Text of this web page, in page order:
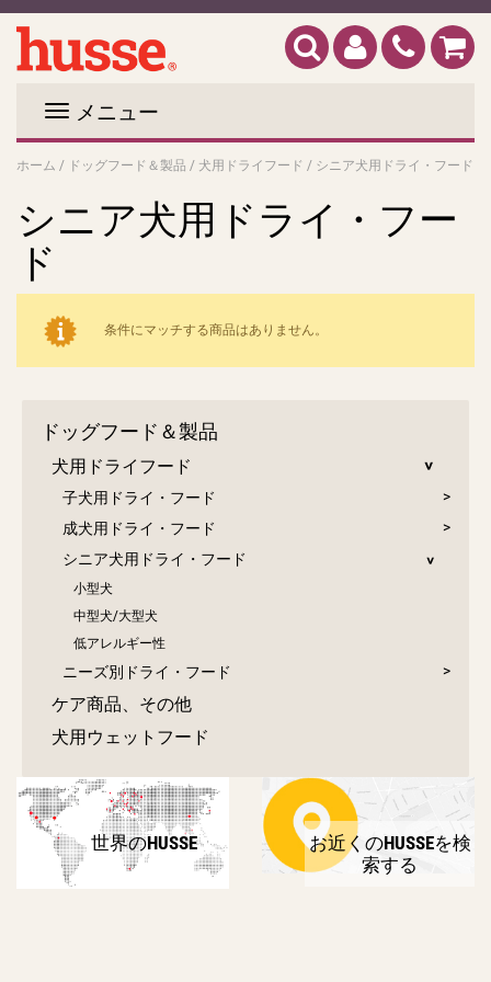
メニュー
ホーム / ドッグフード＆製品 / 犬用ドライフード / シニア犬用ドライ・フード
シニア犬用ドライ・フー
ド
条件にマッチする商品はありません。
ドッグフード＆製品
犬用ドライフード
子犬用ドライ・フード
成犬用ドライ・フード
シニア犬用ドライ・フード
小型犬
中型犬/大型犬
低アレルギー性
ニーズ別ドライ・フード
ケア商品、その他
犬用ウェットフード
世界のHUSSE
お近くのHUSSEを検
索する